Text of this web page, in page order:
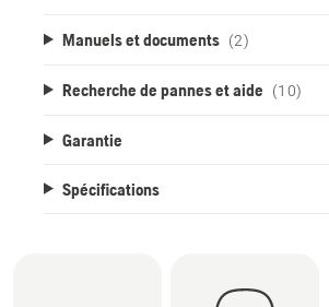
Manuels et documents (2)
Recherche de pannes et aide (10)
Garantie
Spécifications